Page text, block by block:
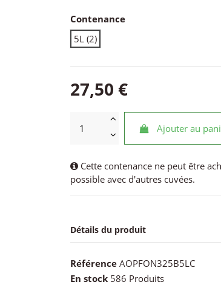
Contenance
5L (2)
27,50 €
Ajouter au
Cette contenance ne peut être
possible avec d'autres cuvées.
Détails du produit
Référence AOPFON325B5LC
En stock 586 Produits